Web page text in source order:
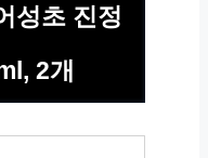
성초 진정
2개